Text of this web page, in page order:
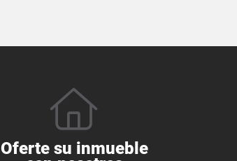
Oferte su inmueble